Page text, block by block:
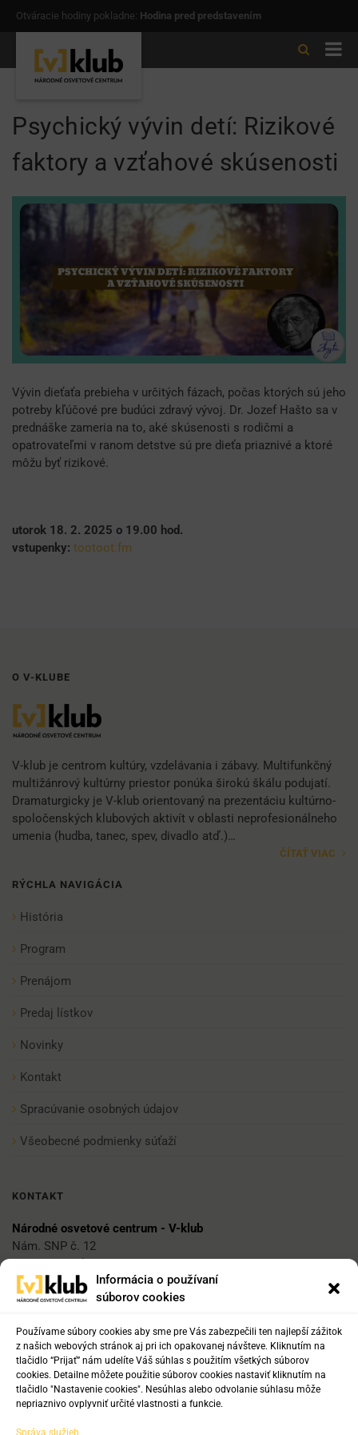
Informácia o používaní
súborov cookies
Používame súbory cookies aby sme pre Vás zabezpečili ten najlepší zážitok
z našich webových stránok aj pri ich opakovanej návšteve. Kliknutím na
tlačidlo “Prijať” nám udelíte Váš súhlas s použitím všetkých súborov
cookies. Detailne môžete použitie súborov cookies nastaviť kliknutím na
tlačidlo "Nastavenie cookies". Nesúhlas alebo odvolanie súhlasu môže
nepriaznivo ovplyvniť určité vlastnosti a funkcie.
Správa služieb
Otváracie hodiny pokladne: Hodina pred predstavením
Psychický vývin detí: Rizikové
faktory a vzťahové skúsenosti
Vývin dieťaťa prebieha v určitých fázach, počas ktorých sú jeho
potreby kľúčové pre budúci zdravý vývoj. Dr. Jozef Hašto sa v
prednáške zameria na to, aké skúsenosti s rodičmi a
opatrovateľmi v ranom detstve sú pre dieťa priaznivé a ktoré
môžu byť rizikové.
utorok 18. 2. 2025 o 19.00 hod.
vstupenky: tootoot.fm
O V-KLUBE
V-klub je centrom kultúry, vzdelávania i zábavy. Multifunkčný
multižánrový kultúrny priestor ponúka širokú škálu podujatí.
Dramaturgicky je V-klub orientovaný na prezentáciu kultúrno-
spoločenských klubových aktivít v oblasti neprofesionálneho
umenia (hudba, tanec, spev, divadlo atď.)…
ČÍTAŤ VIAC
RÝCHLA NAVIGÁCIA
História
Program
Prenájom
Predaj lístkov
Novinky
Kontakt
Spracúvanie osobných údajov
Všeobecné podmienky súťaží
KONTAKT
Národné osvetové centrum - V-klub
Nám. SNP č. 12
812 34 Bratislava 1
vklub@nocka.sk
Tel:
+421 2 204 71 217